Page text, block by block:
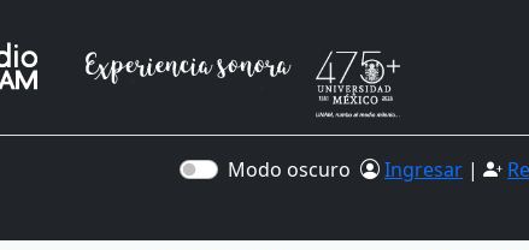
Modo oscuro Ingresar |